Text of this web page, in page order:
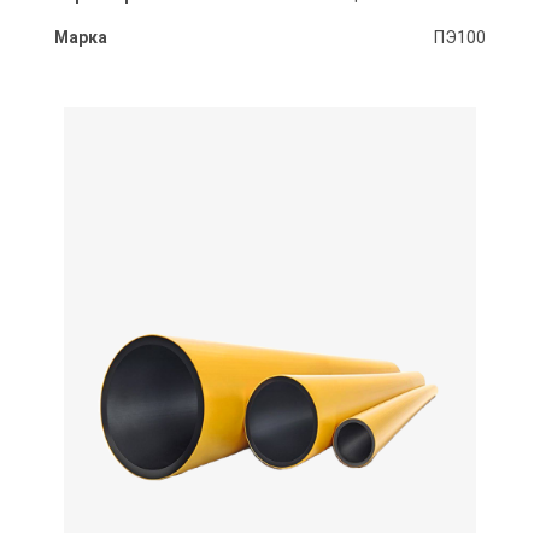
Марка ПЭ100